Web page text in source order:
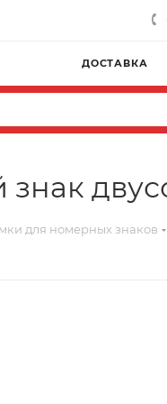
ДОСТАВКА
для номерных знаков